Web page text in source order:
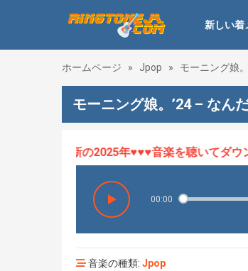
新しい着
ホームページ » Jpop » モーニング娘
モーニング娘。’24 – なん
、最新の2025年♥♥♥音楽を聴いてダウン
00:00
音楽の種類: Jpop